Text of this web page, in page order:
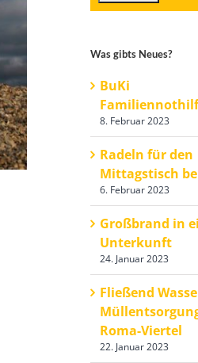
Was gibts Neues?
BuKi
8. Februar 2023
Radeln für den
Mittagstisch
6. Februar 2023
Großbrand in
Unterkunft
24. Januar 2023
Fließend
Roma-Viertel
22. Januar 2023